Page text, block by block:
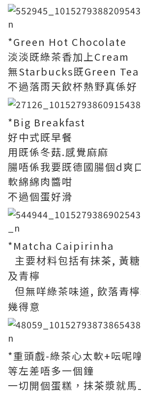
*Green Hot Chocolate
淡淡既綠茶香加上Cream
無Starbucks既Green
不過落雨天飲杯熱野真係好
*Big Breakfast
好中式既早餐
用既係冬菇.感覺麻麻
腸唔係我要既德國腸個d爽
軟綿綿肉醬咁
不過個蛋好滑
*Matcha Caipirinha
主要材料包括有抹茶, 黃糖
及青檸
但 無咩綠茶味道, 飲落青
幾得意
*重頭戲-綠茶心太軟+呍呢
等左差唔多一個鐘
一切開個蛋糕， 抹茶漿就馬